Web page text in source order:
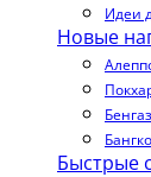
Идеи
Новые
Быстрые